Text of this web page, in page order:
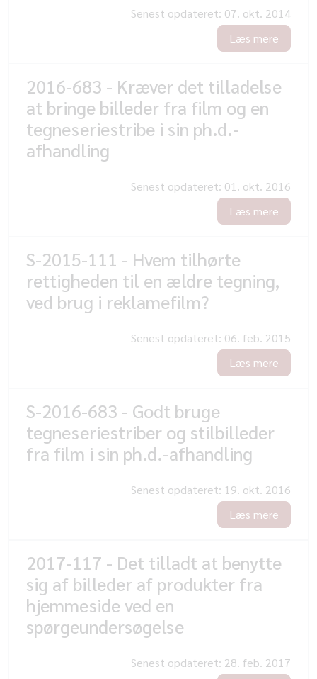
Senest opdateret: 07. okt. 2014
Læs mere
2016-683 - Kræver det tilladelse
at bringe billeder fra film og en
tegneseriestribe i sin ph.d.-
afhandling
Senest opdateret: 01. okt. 2016
Læs mere
S-2015-111 - Hvem tilhørte
rettigheden til en ældre tegning,
ved brug i reklamefilm?
Senest opdateret: 06. feb. 2015
Læs mere
S-2016-683 - Godt bruge
tegneseriestriber og stilbilleder
fra film i sin ph.d.-afhandling
Senest opdateret: 19. okt. 2016
Læs mere
2017-117 - Det tilladt at benytte
sig af billeder af produkter fra
hjemmeside ved en
spørgeundersøgelse
Senest opdateret: 28. feb. 2017